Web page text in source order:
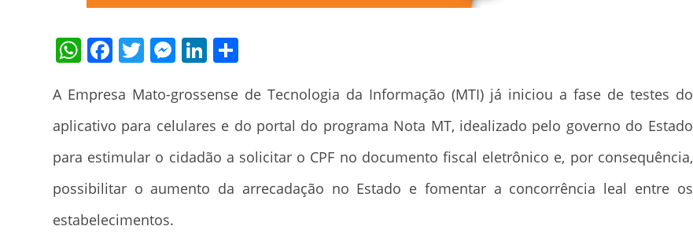
WhatsApp
Facebook
TwitterMessenger
LinkedIn
A Empresa Mato-grossense de Tecnologia da Informação (MTI) já iniciou a fase de testes do
aplicativo para celulares e do portal do programa Nota MT, idealizado pelo governo do Estado
para estimular o cidadão a solicitar o CPF no documento fiscal eletrônico e, por consequência,
possibilitar o aumento da arrecadação no Estado e fomentar a concorrência leal entre os
estabelecimentos.